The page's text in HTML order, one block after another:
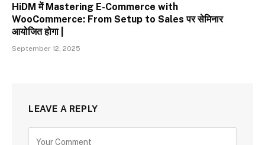
HiDM में Mastering E-Commerce with
WooCommerce: From Setup to Sales पर सेमिनार
आयोजित होगा |
September 12, 2025
LEAVE A REPLY